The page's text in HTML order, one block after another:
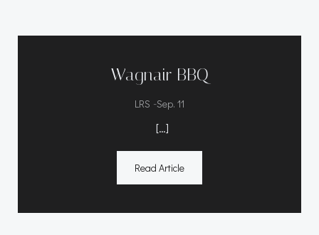
Wagnair BBQ
LRS -Sep. 11
[…]
Read Article